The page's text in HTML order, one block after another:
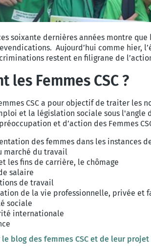
soixante dernières années montre
Aujourd’hui comme hier,
restent en filigrane de
les Femmes CSC ?
CSC a pour objectif de traiter les
et la législation sociale sous l'angle
et d’action des Femmes
des femmes dans les instances
marché du travail
les fins de carrière, le chômage
salaire
de travail
de la vie professionnelle, privée et
sociale
internationale
le blog des femmes CSC et de leur projet